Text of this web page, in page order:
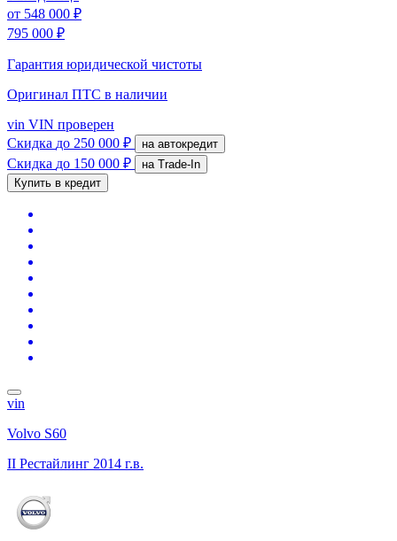
от 548 000 ₽
795 000 ₽
Гарантия юридической чистоты
Оригинал ПТС в наличии
vin VIN проверен
Скидка до 250 000 ₽ на автокредит
Скидка до 150 000 ₽
на Trade-In
Купить в кредит
vin
Volvo S60
II Рестайлинг 2014 г.в.